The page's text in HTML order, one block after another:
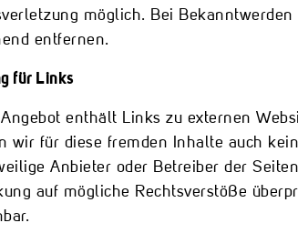
möglich. Bei
entfernen.
für Links
enthält Links zu externen
wir für diese fremden Inhalte auch
Anbieter oder Betreiber der
auf mögliche Rechtsverstöße